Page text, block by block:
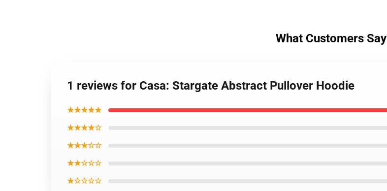
What Customers Say
1 reviews for Casa: Stargate Abstract Pullover Hoodie
★★★★★
★★★★☆
★★★☆☆
★★☆☆☆
★☆☆☆☆